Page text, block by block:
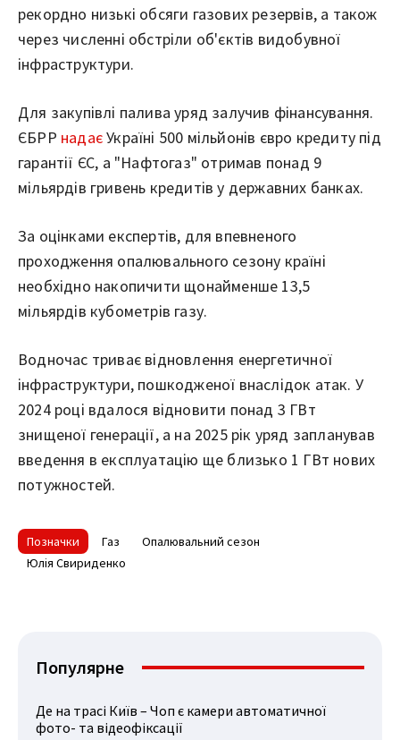
рекордно низькі обсяги газових резервів, а також
через численні обстріли об'єктів видобувної
інфраструктури.
Для закупівлі палива уряд залучив фінансування.
ЄБРР надаєУкраїні 500 мільйонів євро кредиту під
гарантії ЄС, а "Нафтогаз" отримав понад 9
мільярдів гривень кредитів у державних банках.
За оцінками експертів, для впевненого
проходження опалювального сезону країні
необхідно накопичити щонайменше 13,5
мільярдів кубометрів газу.
Водночас триває відновлення енергетичної
інфраструктури, пошкодженої внаслідок атак. У
2024 році вдалося відновити понад 3 ГВт
знищеної генерації, а на 2025 рік уряд запланував
введення в експлуатацію ще близько 1 ГВт нових
потужностей.
Позначки Газ
Опалювальний сезон
Юлія Свириденко
Популярне
Де на трасі Київ – Чоп є камери автоматичної
фото- та відеофіксації